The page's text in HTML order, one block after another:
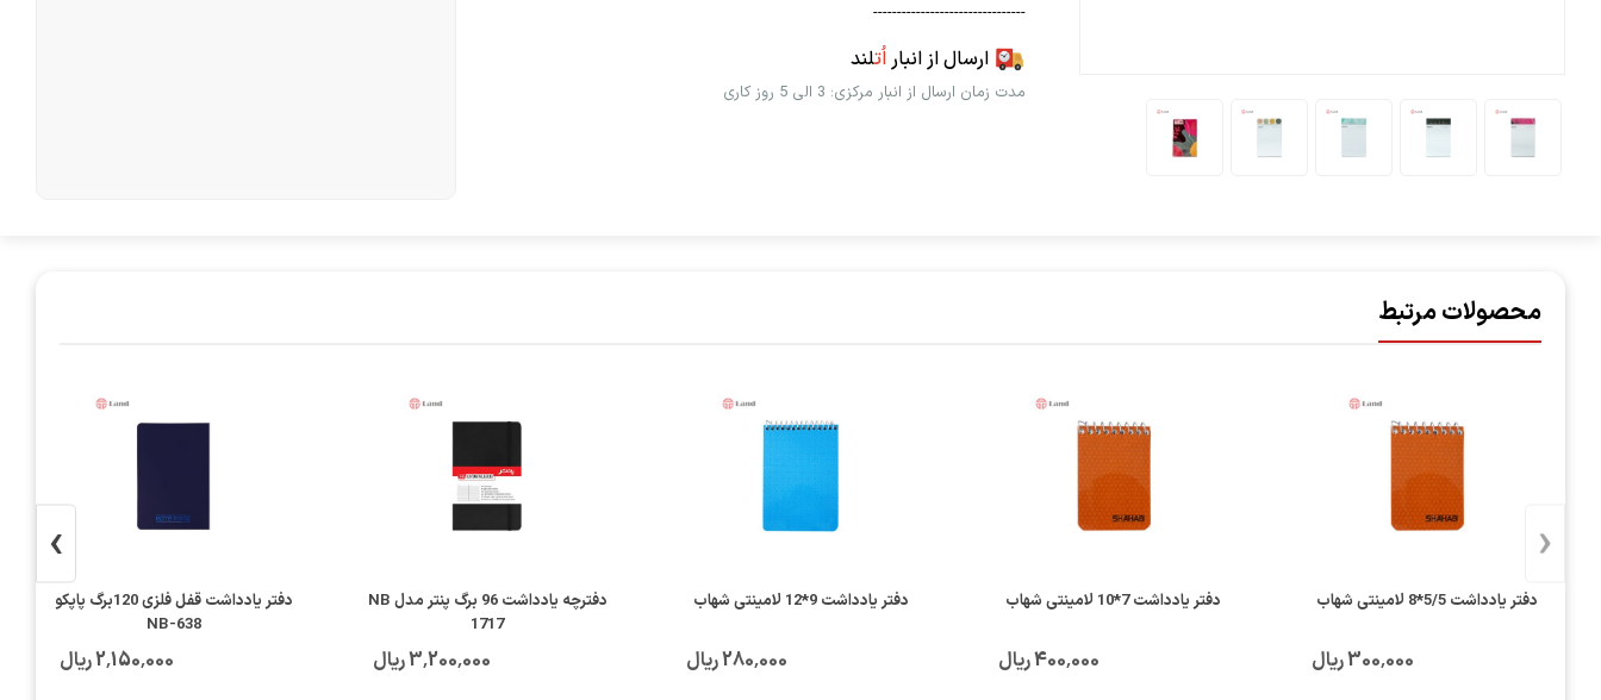
--------------------------------
ارسال از انباراُتلند
مدت زمان ارسال از انبار مرکزی: 3 الی 5 روز کاری
محصولات مرتبط
دفتر یادداشت 5/5*8 لامینتی شهاب
300٬000 ریال
دفتر یادداشت 7*10 لامینتی شهاب
400٬000 ریال
دفتر یادداشت 9*12 لامینتی شهاب
280٬000 ریال
دفترچه یادداشت 96 برگ پنتر مدل NB
1717
3٬200٬000 ریال
دفتر یادداشت قفل فلزی 120برگ پاپکو
NB-638
2٬150٬000 ریال
‹
›